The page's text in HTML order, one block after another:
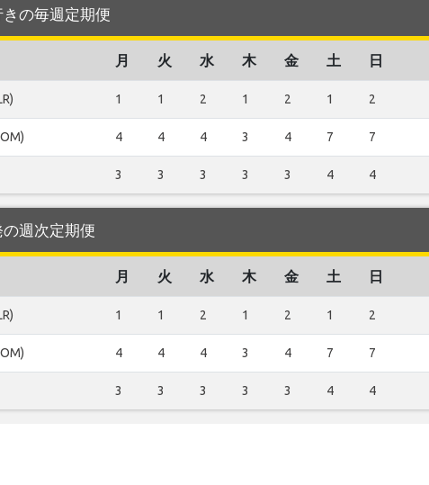
の毎週定期便
月 火 水 木 金 土 日
1 1 2 1 2 1 2
4 4 4 3 4 7 7
3 3 3 3 3 4 4
週次定期便
月 火 水 木 金 土 日
1 1 2 1 2 1 2
4 4 4 3 4 7 7
3 3 3 3 3 4 4